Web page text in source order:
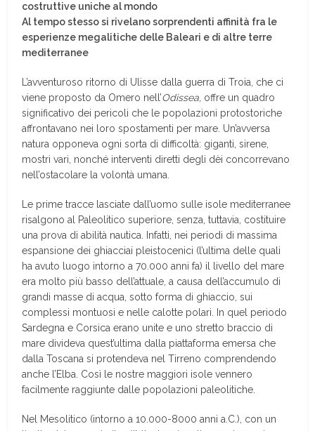
costruttive uniche al mondo
Al tempo stesso si rivelano sorprendenti affinità fra le
esperienze megalitiche delle Baleari e di altre terre
mediterranee
L’avventuroso ritorno di Ulisse dalla guerra di Troia, che ci
viene proposto da Omero nell’Odissea , offre un quadro
significativo dei pericoli che le popolazioni protostoriche
affrontavano nei loro spostamenti per mare. Un’avversa
natura opponeva ogni sorta di difficoltà: giganti, sirene,
mostri vari, nonché interventi diretti degli dèi concorrevano
nell’ostacolare la volontà umana.
Le prime tracce lasciate dall’uomo sulle isole mediterranee
risalgono al Paleolitico superiore, senza, tuttavia, costituire
una prova di abilità nautica. Infatti, nei periodi di massima
espansione dei ghiacciai pleistocenici (l’ultima delle quali
ha avuto luogo intorno a 70.000 anni fa) il livello del mare
era molto più basso dell’attuale, a causa dell’accumulo di
grandi masse di acqua, sotto forma di ghiaccio, sui
complessi montuosi e nelle calotte polari. In quel periodo
Sardegna e Corsica erano unite e uno stretto braccio di
mare divideva quest’ultima dalla piattaforma emersa che
dalla Toscana si protendeva nel Tirreno comprendendo
anche l’Elba. Così le nostre maggiori isole vennero
facilmente raggiunte dalle popolazioni paleolitiche.
Nel Mesolitico (intorno a 10.000-8000 anni a.C.), con un